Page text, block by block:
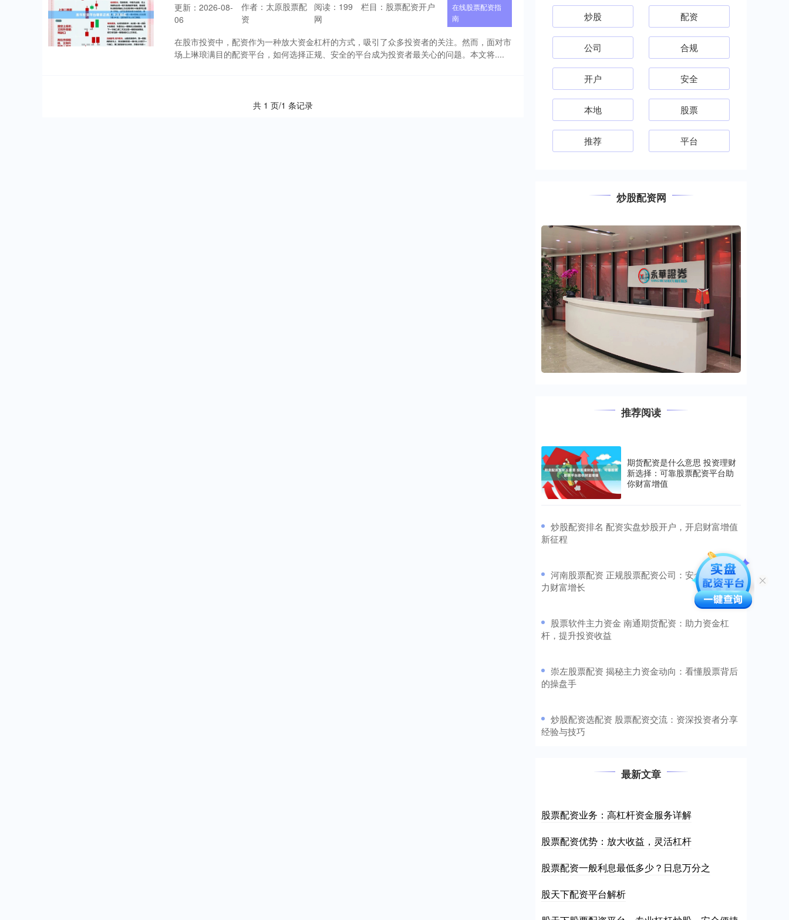
更新：2026-08-
06
作者：太原股票配
资
阅读： 199 栏目： 股票配资开户
网
在线股票配资指
南
在股市投资中，配资作为一种放大资金杠杆的方式，吸引了众多投资者的关注。然而，面对市
场上琳琅满目的配资平台，如何选择正规、安全的平台成为投资者最关心的问题。本文将....
共 1 页/1 条记录
炒股 配资
公司 合规
开户 安全
本地 股票
推荐 平台
炒股配资网
推荐阅读
期货配资是什么意思 投资理财
新选择：可靠股票配资平台助
你财富增值
​炒股配资排名 配资实盘炒股开户，开启财富增值
新征程
​河南股票配资 正规股票配资公司：安全可靠，助
力财富增长
​股票软件主力资金 南通期货配资：助力资金杠
杆，提升投资收益
​崇左股票配资 揭秘主力资金动向：看懂股票背后
的操盘手
​炒股配资选配资 股票配资交流：资深投资者分享
经验与技巧
最新文章
股票配资业务：高杠杆资金服务详解
股票配资优势：放大收益，灵活杠杆
股票配资一般利息最低多少？日息万分之
股天下配资平台解析